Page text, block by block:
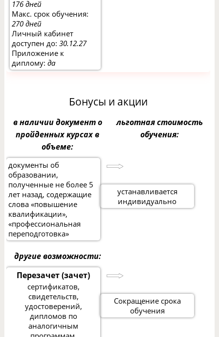
176 дней
Макс. срок обучения:
270 дней
Личный кабинет
доступен до:30.12.27
Приложение к
диплому:да
Бонусы и акции
в наличии документ о
пройденных курсах в
объеме:
льготная стоимость
обучения:
документы об
образовании,
полученные не более 5
лет назад, содержащие
слова «повышение
квалификации»,
«профессиональная
переподготовка»
устанавливается
индивидуально
другие возможности:
Перезачет (зачет)
сертификатов,
свидетельств,
удостоверений,
дипломов по
аналогичным
Сокращение срока
обучения